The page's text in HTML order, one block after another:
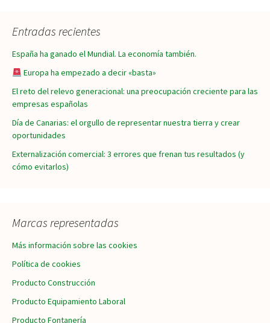
entradas
Entradas recientes
España ha ganado el Mundial. La economía también.
Europa ha empezado a decir «basta»
El reto del relevo generacional: una preocupación creciente para las
empresas españolas
Día de Canarias: el orgullo de representar nuestra tierra y crear
oportunidades
Externalización comercial: 3 errores que frenan tus resultados (y
cómo evitarlos)
Marcas representadas
Más información sobre las cookies
Política de cookies
Producto Construcción
Producto Equipamiento Laboral
Producto Fontanería